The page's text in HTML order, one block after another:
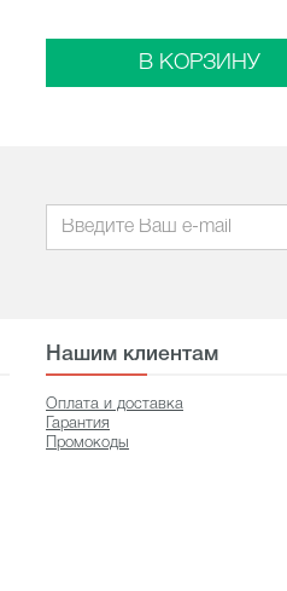
В КОРЗИНУ
Нашим клиентам
Оплата и доставка
Гарантия
Промокоды